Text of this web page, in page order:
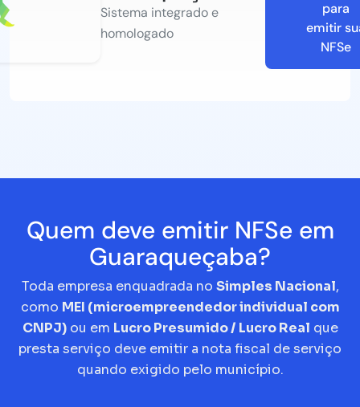
Sistema integrado e
homologado
para
emitir
NFSe
Quem deve emitir NFSe em
Guaraqueçaba?
Toda empresa enquadrada no Simples Nacional,
como MEI (microempreendedor individual com
CNPJ)ou em Lucro Presumido / Lucro Real que
presta serviço deve emitir a nota fiscal de serviço
quando exigido pelo município.